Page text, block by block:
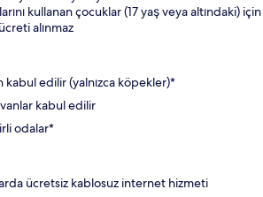
kullanan çocuklar (17 yaş veya altındaki) için
alınmaz
kabul edilir (yalnızca köpekler)*
kabul edilir
odalar*
ücretsiz kablosuz internet hizmeti